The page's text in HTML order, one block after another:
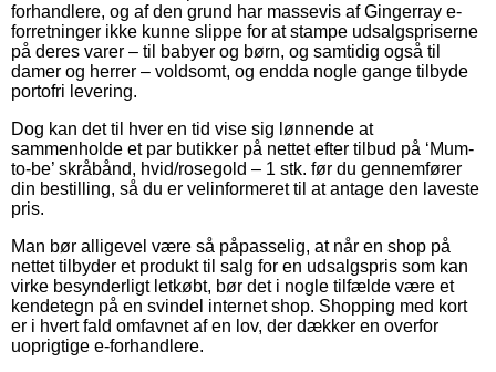
forhandlere, og af den grund har massevis af Gingerray e-
forretninger ikke kunne slippe for at stampe udsalgspriserne
på deres varer – til babyer og børn, og samtidig også til
damer og herrer – voldsomt, og endda nogle gange tilbyde
portofri levering.
Dog kan det til hver en tid vise sig lønnende at
sammenholde et par butikker på nettet efter tilbud på ‘Mum-
to-be’ skråbånd, hvid/rosegold – 1 stk. før du gennemfører
din bestilling, så du er velinformeret til at antage den laveste
pris.
Man bør alligevel være så påpasselig, at når en shop på
nettet tilbyder et produkt til salg for en udsalgspris som kan
virke besynderligt letkøbt, bør det i nogle tilfælde være et
kendetegn på en svindel internet shop. Shopping med kort
er i hvert fald omfavnet af en lov, der dækker en overfor
uoprigtige e-forhandlere.